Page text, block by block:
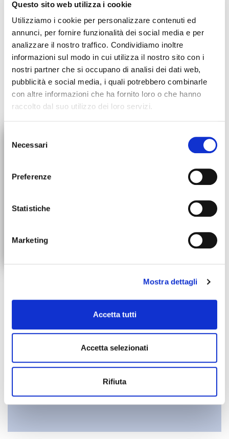
Questo sito web utilizza i cookie
Utilizziamo i cookie per personalizzare contenuti ed
annunci, per fornire funzionalità dei social media e per
analizzare il nostro traffico. Condividiamo inoltre
informazioni sul modo in cui utilizza il nostro sito con i
nostri partner che si occupano di analisi dei dati web,
pubblicità e social media, i quali potrebbero combinarle
con altre informazioni che ha fornito loro o che hanno
raccolto dal suo utilizzo dei loro servizi.
delNecessari
Preferenze
Statistiche
Marketing
Mostra dettagli
Accetta tutti
Accetta selezionati
Rifiuta
SUL PRIMO ORDINE
novità. Al tuo primo ordine usa il codice sconto!